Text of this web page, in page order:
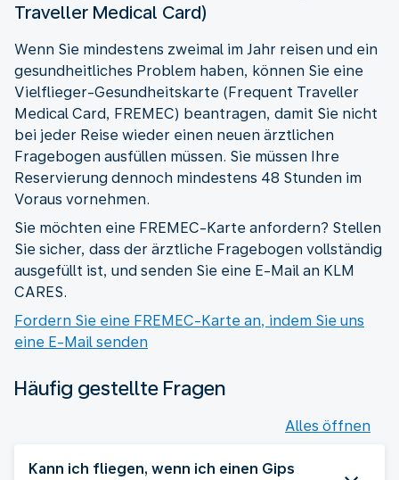
Traveller Medical Card)
Wenn Sie mindestens zweimal im Jahr reisen und ein
gesundheitliches Problem haben, können Sie eine
Vielflieger-Gesundheitskarte (Frequent Traveller
Medical Card, FREMEC) beantragen, damit Sie nicht
bei jeder Reise wieder einen neuen ärztlichen
Fragebogen ausfüllen müssen. Sie müssen Ihre
Reservierung dennoch mindestens 48 Stunden im
Voraus vornehmen.
Sie möchten eine FREMEC-Karte anfordern? Stellen
Sie sicher, dass der ärztliche Fragebogen vollständig
ausgefüllt ist, und senden Sie eine E-Mail an KLM
CARES.
Fordern Sie eine FREMEC-Karte an, indem Sie uns
eine E-Mail senden
Häufig gestellte Fragen
Alles öffnen
Kann ich fliegen, wenn ich einen Gips